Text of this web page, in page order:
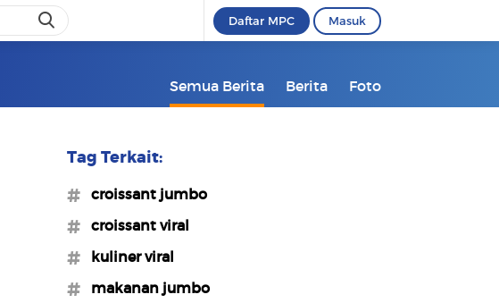
Daftar MPC Masuk
Semua Berita Berita Foto
Tag Terkait:
#croissant jumbo
#croissant viral
#kuliner viral
#makanan jumbo